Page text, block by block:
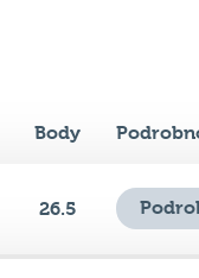
Body
26.5